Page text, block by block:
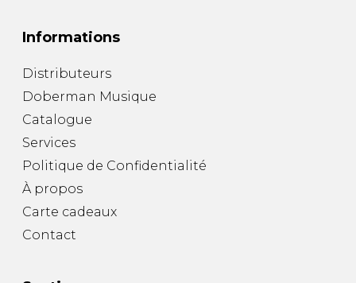
Informations
Distributeurs
Doberman Musique
Catalogue
Services
Politique de Confidentialité
À propos
Carte cadeaux
Contact